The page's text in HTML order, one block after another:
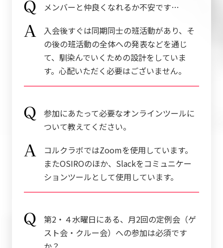
メンバーと仲良くなれるか不安です…
入会後すぐは同期同士の班活動があり、そ
の後の班活動の全体への発表などを通じ
て、馴染んでいくための設計をしていま
す。心配いただく必要はございません。
参加にあたって必要なオンラインツールに
ついて教えてください。
コルクラボではZoomを使用しています。
またOSIROのほか、Slackをコミュニケー
ションツールとして使用しています。
第2・４水曜日にある、月2回の定例会（ゲ
スト会・クルー会）への参加は必須です